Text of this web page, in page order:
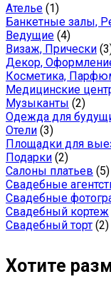
Ателье (1)
Банкетные залы,
Ведущие (4)
Визаж, Прически
Декор,
Косметика,
Медицинские
Музыканты (2)
Одежда для
Отели (3)
Площадки для
Подарки (2)
Салоны платьев (5)
Свадебные
Свадебные
Свадебный кортеж
Свадебный торт (2)
Хотите